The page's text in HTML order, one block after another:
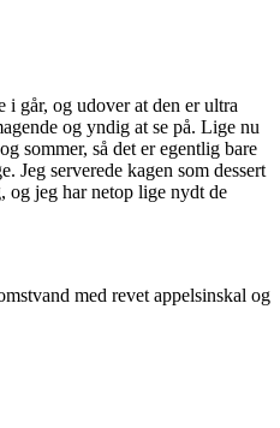
i går, og udover at den er ultra
og yndig at se på. Lige nu
sommer, så det er egentlig bare
Jeg serverede kagen som dessert
og jeg har netop lige nydt de
med revet appelsinskal og